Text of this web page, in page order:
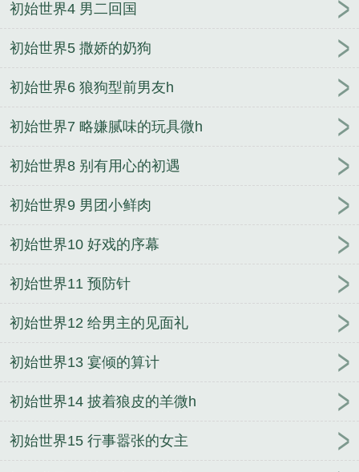
初始世界4 男二回国
初始世界5 撒娇的奶狗
初始世界6 狼狗型前男友h
初始世界7 略嫌腻味的玩具微h
初始世界8 别有用心的初遇
初始世界9 男团小鲜肉
初始世界10 好戏的序幕
初始世界11 预防针
初始世界12 给男主的见面礼
初始世界13 宴倾的算计
初始世界14 披着狼皮的羊微h
初始世界15 行事嚣张的女主